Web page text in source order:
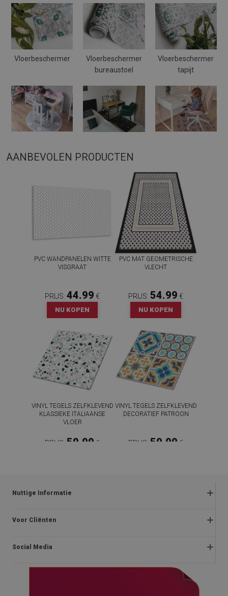
Vloerbeschermer
Vloerbeschermer
bureaustoel
Vloerbeschermer
tapijt
AANBEVOLEN PRODUCTEN
PVC WANDPANELEN WITTE
VISGRAAT
PRIJS: 44.99 €
NU KOPEN
PVC MAT GEOMETRISCHE
VLECHT
PRIJS: 54.99 €
NU KOPEN
VINYL TEGELS ZELFKLEVEND
KLASSIEKE ITALIAANSE
VLOER
PRIJS: 59.99 €
VINYL TEGELS ZELFKLEVEND
DECORATIEF PATROON
PRIJS: 59.99 €
Nuttige Informatie
Klachten en retourzendingen
Privacybeleid
Voor Cliënten
Over ons
Social Media